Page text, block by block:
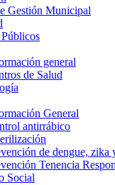
Gestión Municipal
general
de Salud
General
antirrábico
de dengue, zika
Tenencia
Social